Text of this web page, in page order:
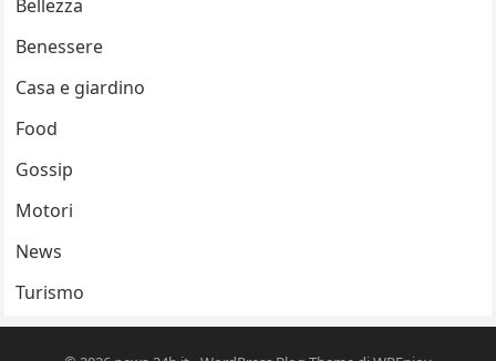
Bellezza
Benessere
Casa e giardino
Food
Gossip
Motori
News
Turismo